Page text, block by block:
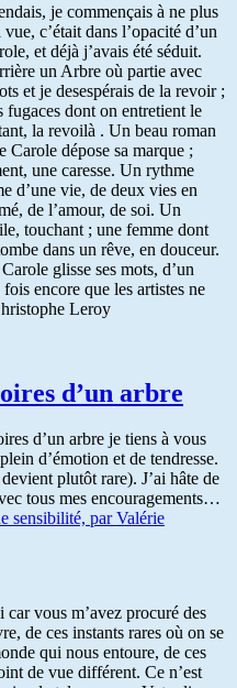
je commençais à ne plus
c’était dans l’opacité d’un
et déjà j’avais été séduit.
un Arbre où partie avec
et je desespérais de la revoir ;
fugaces dont on entretient le
la revoilà . Un beau roman
dépose sa marque ;
une caresse. Un rythme
d’une vie, de deux vies en
de l’amour, de soi. Un
touchant ; une femme dont
dans un rêve, en douceur.
glisse ses mots, d’un
encore que les artistes ne
Leroy
d’un arbre
d’un arbre je tiens à vous
d’émotion et de tendresse.
plutôt rare). J’ai hâte de
tous mes encouragements…
sensibilité, par Valérie
vous m’avez procuré des
de ces instants rares où on se
qui nous entoure, de ces
de vue différent. Ce n’est